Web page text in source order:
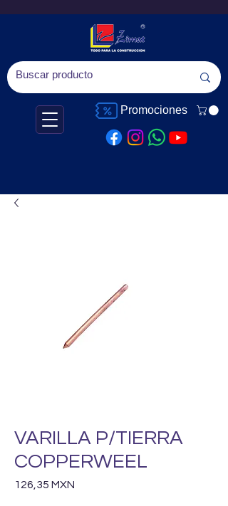
Promociones
VARILLA P/TIERRA
COPPERWEEL
126,35 MXN